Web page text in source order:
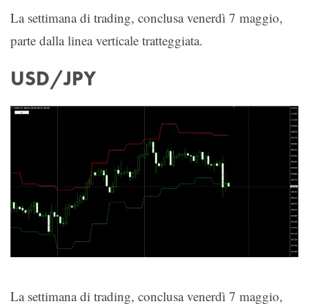
La settimana di trading, conclusa venerdì 7 maggio,
parte dalla linea verticale tratteggiata.
USD/JPY
La settimana di trading, conclusa venerdì 7 maggio,